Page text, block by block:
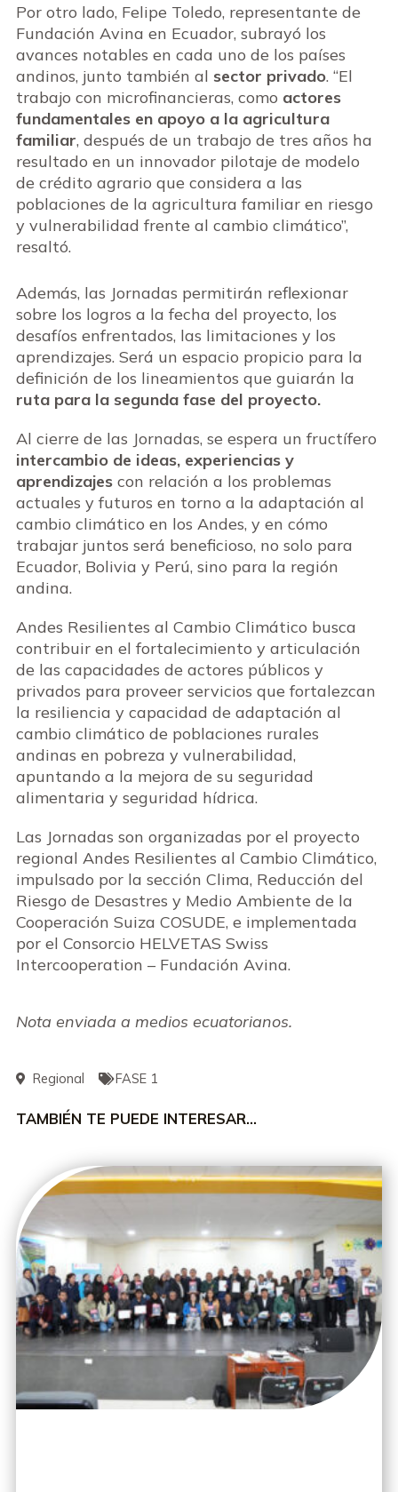
Por otro lado, Felipe Toledo, representante de
Fundación Avina en Ecuador, subrayó los
avances notables en cada uno de los países
andinos, junto también al sector privado. “El
trabajo con microfinancieras, como actores
fundamentales en apoyo a la agricultura
familiar, después de un trabajo de tres años ha
resultado en un innovador pilotaje de modelo
de crédito agrario que considera a las
poblaciones de la agricultura familiar en riesgo
y vulnerabilidad frente al cambio climático”,
resaltó.
Además, las Jornadas permitirán reflexionar
sobre los logros a la fecha del proyecto, los
desafíos enfrentados, las limitaciones y los
aprendizajes. Será un espacio propicio para la
definición de los lineamientos que guiarán la
ruta para la segunda fase del proyecto.
Al cierre de las Jornadas, se espera un fructífero
intercambio de ideas, experiencias y
aprendizajescon relación a los problemas
actuales y futuros en torno a la adaptación al
cambio climático en los Andes, y en cómo
trabajar juntos será beneficioso, no solo para
Ecuador, Bolivia y Perú, sino para la región
andina.
Andes Resilientes al Cambio Climático busca
contribuir en el fortalecimiento y articulación
de las capacidades de actores públicos y
privados para proveer servicios que fortalezcan
la resiliencia y capacidad de adaptación al
cambio climático de poblaciones rurales
andinas en pobreza y vulnerabilidad,
apuntando a la mejora de su seguridad
alimentaria y seguridad hídrica.
Las Jornadas son organizadas por el proyecto
regional Andes Resilientes al Cambio Climático,
impulsado por la sección Clima, Reducción del
Riesgo de Desastres y Medio Ambiente de la
Cooperación Suiza COSUDE, e implementada
por el Consorcio HELVETAS Swiss
Intercooperation – Fundación Avina.
Nota enviada a medios ecuatorianos.
Regional FASE 1
TAMBIÉN TE PUEDE INTERESAR…